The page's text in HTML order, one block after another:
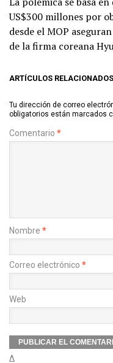
US$300 millones por
desde el MOP
de la firma coreana
ARTÍCULOS
Tu dirección de correo
obligatorios están marcados
Comentario *
Nombre *
Correo electrónico *
Web
Δ